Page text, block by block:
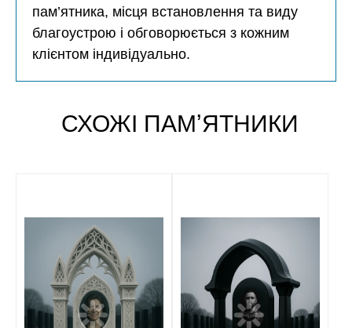
пам’ятника, місця встановлення та виду
благоустрою і обговорюється з кожним
клієнтом індивідуально.
СХОЖІ ПАМʼЯТНИКИ